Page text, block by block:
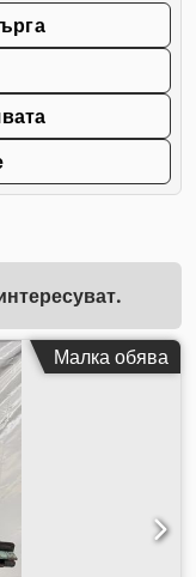
Малка обява